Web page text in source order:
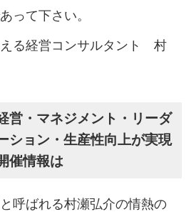
って下さい。
える経営コンサルタント 村
営・マネジメント・リーダ
ション・生産性向上が実現
催情報は
呼ばれる村瀬弘介の情熱の